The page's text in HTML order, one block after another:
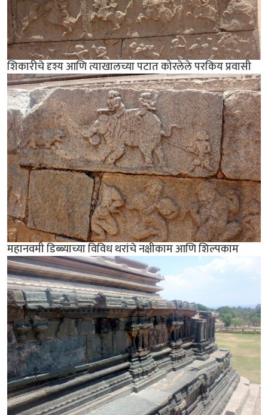
शिकारीचे दृश्य आणि त्याखालच्या पटात कोरलेले परकिय प्रवासी
महानवमी डिब्ब्याच्या विविध थरांचे नक्षीकाम आणि शिल्पकाम